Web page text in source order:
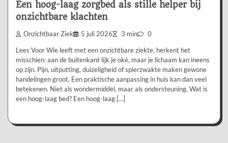
Een hoog-laag zorgbed als stille helper bij
onzichtbare klachten
Onzichtbaar Ziek 5 juli 2026 3 min 0
Lees Voor Wie leeft met een onzichtbare ziekte, herkent het
misschien: aan de buitenkant lijk je oké, maar je lichaam kan ineens
op zijn. Pijn, uitputting, duizeligheid of spierzwakte maken gewone
handelingen groot. Een praktische aanpassing in huis kan dan veel
betekenen. Niet als wondermiddel, maar als ondersteuning. Wat is
een hoog-laag bed? Een hoog-laag […]